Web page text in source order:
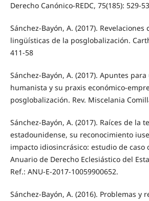
Derecho Canónico-REDC, 75(185): 529-53
Sánchez-Bayón, A. (2017). Revelaciones
lingüísticas de la posglobalización.
411-58
Sánchez-Bayón, A. (2017). Apuntes
humanista y su praxis económico-
posglobalización. Rev. Miscelania
Sánchez-Bayón, A. (2017). Raíces de la
estadounidense, su reconocimiento
impacto idiosincrásico: estudio de caso
Anuario de Derecho Eclesiástico del
Ref.: ANU-E-2017-10059900652.
Sánchez-Bayón, A. (2016). Problemas y